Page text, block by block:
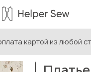
картой из любой
/ Платье Венди